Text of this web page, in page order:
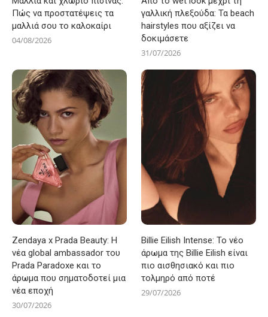
Πώς να προστατέψεις τα
μαλλιά σου το καλοκαίρι
04/08/2026
γαλλική πλεξούδα: Τα beach
hairstyles που αξίζει να
δοκιμάσετε
31/07/2026
Zendaya x Prada Beauty: Η
νέα global ambassador του
Prada Paradoxe και το
άρωμα που σηματοδοτεί μια
νέα εποχή
30/07/2026
Billie Eilish Intense: Το νέο
άρωμα της Billie Eilish είναι
πιο αισθησιακό και πιο
τολμηρό από ποτέ
29/07/2026